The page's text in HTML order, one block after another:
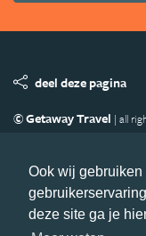
Ook wij
deze site ga je
deel deze pagina
© Getaway Travel | all
Copyright
Privacy
Volg Azie.nl
Nieuwsbrief